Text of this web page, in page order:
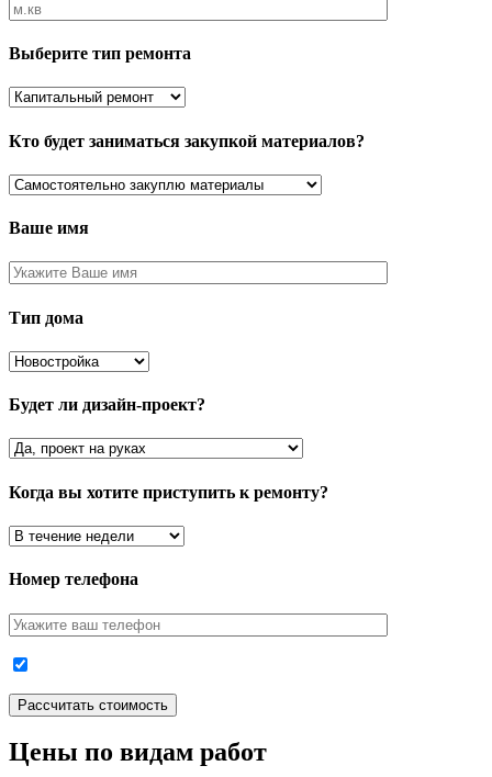
Выберите тип ремонта
Кто будет заниматься закупкой материалов?
Ваше имя
Тип дома
Будет ли дизайн-проект?
Когда вы хотите приступить к ремонту?
Номер телефона
Цены по видам работ